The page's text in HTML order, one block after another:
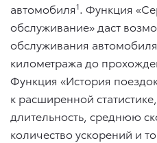
автомобиля1. Функция
обслуживание» даст
обслуживания автомобиля
километража до
Функция «История
к расширенной
длительность, среднюю
количество ускорений и